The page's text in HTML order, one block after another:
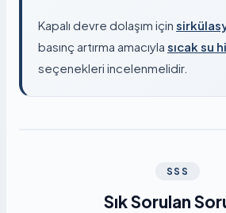
Kapalı devre dolaşım için
basınç artırma amacıyla sıcak su
seçenekleri incelenmelidir.
SSS
Sık Sorulan